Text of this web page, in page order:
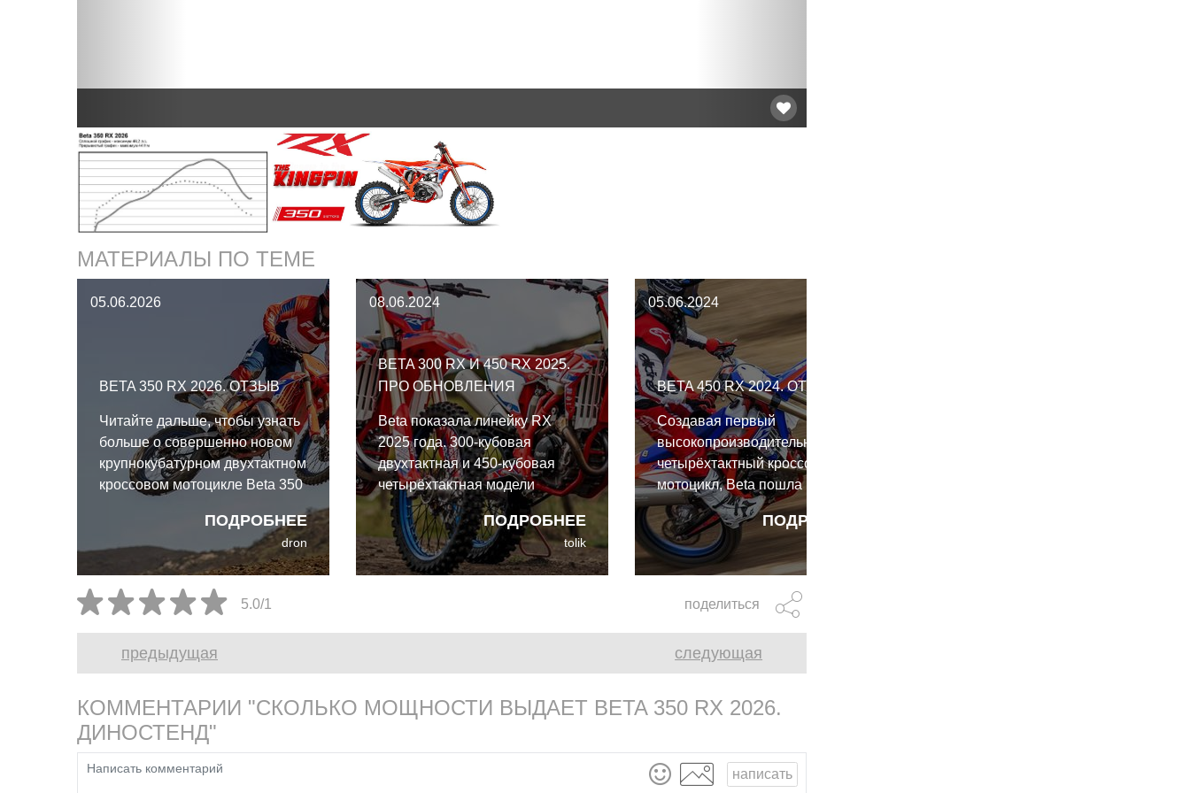
МАТЕРИАЛЫ ПО ТЕМЕ
05.06.2026
BETA 350 RX 2026. ОТЗЫВ
ПОДРОБНЕЕ
Читайте дальше, чтобы узнать
больше о совершенно новом
крупнокубатурном двухтактном
кроссовом мотоцикле Beta 350
розничная цена которого
составляет 10 290 долларов.dron
08.06.2024
BETA 300 RX И 450 RX 2025.
ПРО ОБНОВЛЕНИЯ
ПОДРОБНЕЕ
Beta показала линейку RX
2025 года. 300-кубовая
двухтактная и 450-кубовая
четырёхтактная модели
получат обновления шасси и
двигателя.
tolik
05.06.2024
BETA 450 RX 2024. ОТЗЫВ
ПОДРОБНЕЕ
Создавая первый
высокопроизводительный
четырёхтактный кроссовый
мотоцикл, Beta пошла ва-банк.
450 RX оснащена
пятиступенчатой коробкой
передач, полностью новой
рамой, алюминиевым
подрамником и спортивными
подвесками.
5.0/1 поделиться
предыдущая следующая
КОММЕНТАРИИ "СКОЛЬКО МОЩНОСТИ ВЫДАЕТ BETA 350 RX 2026.
ДИНОСТЕНД"
написать